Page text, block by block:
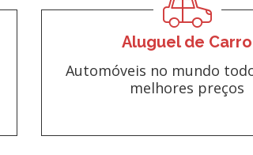
Aluguel de Carro
Automóveis no mundo
melhores preços